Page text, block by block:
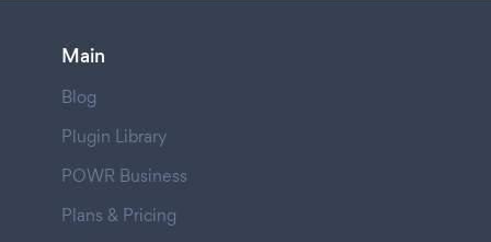
Main
Blog
Plugin Library
POWR Business
Plans & Pricing